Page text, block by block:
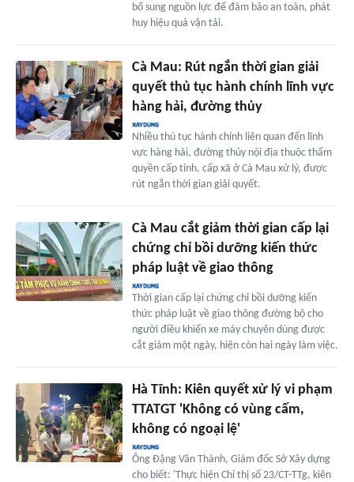
bổ sung nguồn lực để đảm bảo an toàn, phát
huy hiệu quả vận tải.
Cà Mau: Rút ngắn thời gian giải
quyết thủ tục hành chính lĩnh vực
hàng hải, đường thủy
Nhiều thủ tục hành chính liên quan đến lĩnh
vực hàng hải, đường thủy nội địa thuộc thẩm
quyền cấp tỉnh, cấp xã ở Cà Mau xử lý, được
rút ngắn thời gian giải quyết.
Cà Mau cắt giảm thời gian cấp lại
chứng chỉ bồi dưỡng kiến thức
pháp luật về giao thông
Thời gian cấp lại chứng chỉ bồi dưỡng kiến
thức pháp luật về giao thông đường bộ cho
người điều khiển xe máy chuyên dùng được
cắt giảm một ngày, hiện còn hai ngày làm việc.
Hà Tĩnh: Kiên quyết xử lý vi phạm
TTATGT 'Không có vùng cấm,
không có ngoại lệ'
Ông Đặng Văn Thành, Giám đốc Sở Xây dựng
cho biết: 'Thực hiện Chỉ thị số 23/CT-TTg, kiên